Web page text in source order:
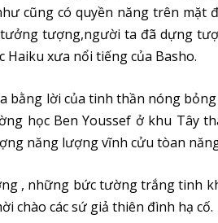
cũng có quyền năng trên mặt
tượng,người ta đã dựng
xưa nổi tiếng của Basho.
bằng lời của tinh thần nóng
học Ben Youssef ở khu Tây
năng lượng vĩnh cửu tòan
, những bức tường trắng tinh
chào các sứ giả thiên đình hạ cố.